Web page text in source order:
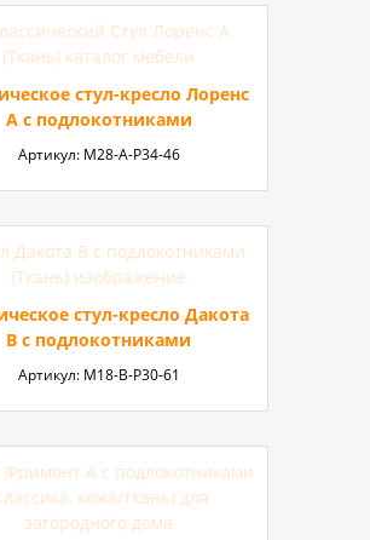
стул-кресло Лоренс
А с подлокотниками
Артикул: М28-А-Р34-46
стул-кресло Дакота
B с подлокотниками
Артикул: М18-В-P30-61